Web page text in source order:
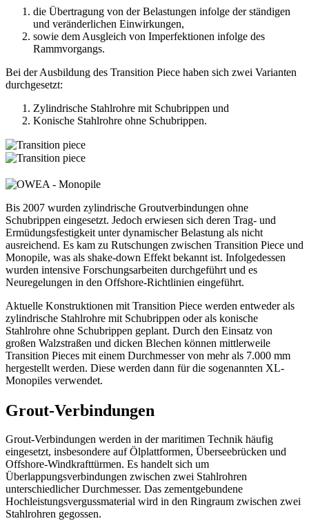
die Übertragung von der Belastungen infolge der ständigen
und veränderlichen Einwirkungen,
sowie dem Ausgleich von Imperfektionen infolge des
Rammvorgangs.
Bei der Ausbildung des Transition Piece haben sich zwei Varianten
durchgesetzt:
Zylindrische Stahlrohre mit Schubrippen und
Konische Stahlrohre ohne Schubrippen.
Bis 2007 wurden zylindrische Groutverbindungen ohne
Schubrippen eingesetzt. Jedoch erwiesen sich deren Trag- und
Ermüdungsfestigkeit unter dynamischer Belastung als nicht
ausreichend. Es kam zu Rutschungen zwischen Transition Piece und
Monopile, was als shake-down Effekt bekannt ist. Infolgedessen
wurden intensive Forschungsarbeiten durchgeführt und es
Neuregelungen in den Offshore-Richtlinien eingeführt.
Aktuelle Konstruktionen mit Transition Piece werden entweder als
zylindrische Stahlrohre mit Schubrippen oder als konische
Stahlrohre ohne Schubrippen geplant. Durch den Einsatz von
großen Walzstraßen und dicken Blechen können mittlerweile
Transition Pieces mit einem Durchmesser von mehr als 7.000 mm
hergestellt werden. Diese werden dann für die sogenannten XL-
Monopiles verwendet.
Grout-Verbindungen
Grout-Verbindungen werden in der maritimen Technik häufig
eingesetzt, insbesondere auf Ölplattformen, Überseebrücken und
Offshore-Windkrafttürmen. Es handelt sich um
Überlappungsverbindungen zwischen zwei Stahlrohren
unterschiedlicher Durchmesser. Das zementgebundene
Hochleistungsvergussmaterial wird in den Ringraum zwischen zwei
Stahlrohren gegossen.